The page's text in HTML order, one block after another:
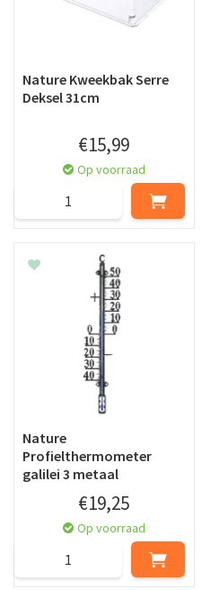
Nature Kweekbak Serre
Deksel 31cm
€15,99
Op voorraad
Nature
Profielthermometer
galilei 3 metaal
€19,25
Op voorraad